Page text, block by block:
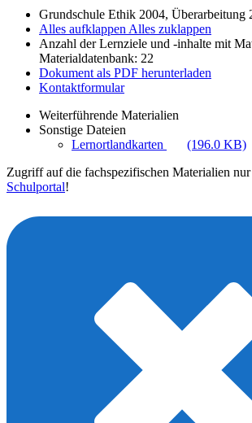
Grundschule Ethik 2004, Überarbeitung
Alles aufklappen Alles zuklappen
Anzahl der Lernziele und -inhalte mit
Materialdatenbank: 22
Dokument als PDF herunterladen
Kontaktformular
Weiterführende Materialien
Sonstige Dateien
Lernortlandkarten
(196.0 KB)
Zugriff auf die fachspezifischen Materialien nur
Schulportal!